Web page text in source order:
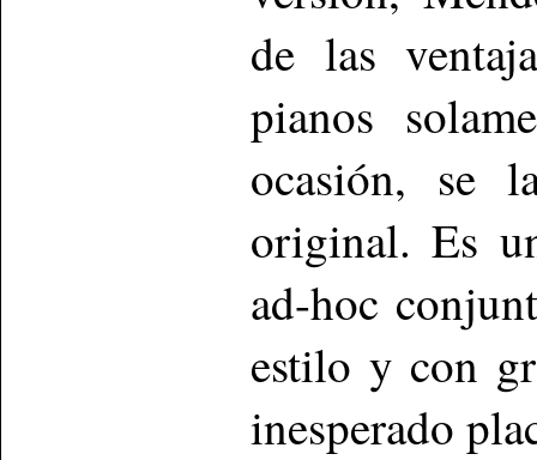
de las
pianos
ocasión, se
original. Es
ad-hoc
estilo y con
inesperado